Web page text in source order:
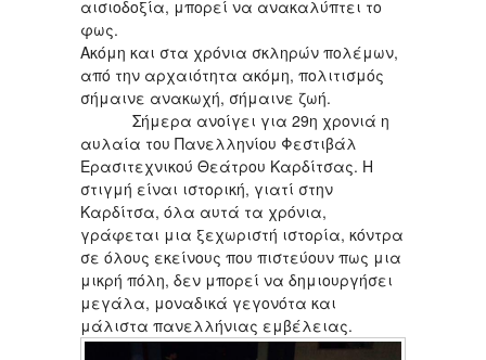
αισιοδοξία, μπορεί να ανακαλύπτει το
φως.
Ακόμη και στα χρόνια σκληρών πολέμων,
από την αρχαιότητα ακόμη, πολιτισμός
σήμαινε ανακωχή, σήμαινε ζωή.
Σήμερα ανοίγει για 29η χρονιά η
αυλαία του Πανελληνίου Φεστιβάλ
Ερασιτεχνικού Θεάτρου Καρδίτσας. Η
στιγμή είναι ιστορική, γιατί στην
Καρδίτσα, όλα αυτά τα χρόνια,
γράφεται μια ξεχωριστή ιστορία, κόντρα
σε όλους εκείνους που πιστεύουν πως μια
μικρή πόλη, δεν μπορεί να δημιουργήσει
μεγάλα, μοναδικά γεγονότα και
μάλιστα πανελλήνιας εμβέλειας.